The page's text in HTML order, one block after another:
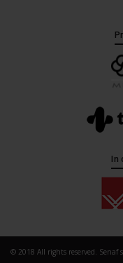
In
© 2018 All rights reserved. Senaf